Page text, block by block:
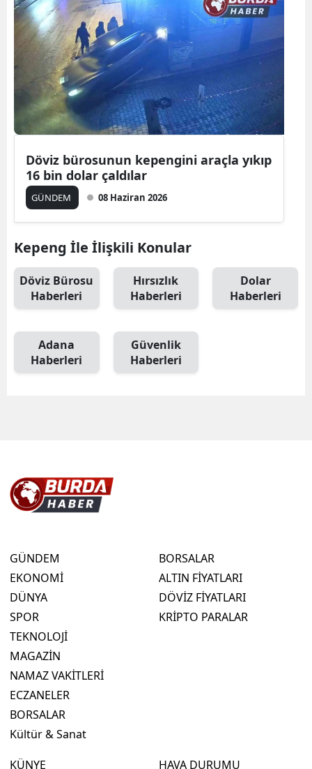
Döviz bürosunun kepengini araçla yıkıp
16 bin dolar çaldılar
GÜNDEM 08 Haziran 2026
Kepeng İle İlişkili Konular
Döviz Bürosu
Haberleri
Hırsızlık
Haberleri
Dolar
Haberleri
Adana
Haberleri
Güvenlik
Haberleri
GÜNDEM
EKONOMİ
DÜNYA
SPOR
TEKNOLOJİ
MAGAZİN
NAMAZ VAKİTLERİ
ECZANELER
BORSALAR
Kültür & Sanat
BORSALAR
ALTIN FİYATLARI
DÖVİZ FİYATLARI
KRİPTO PARALAR
KÜNYE HAVA DURUMU